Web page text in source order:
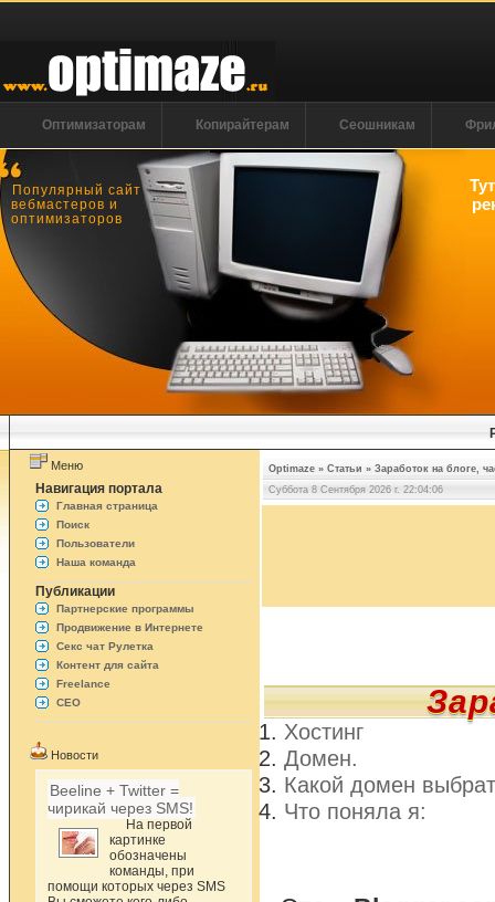
Оптимизаторам Копирайтерам Сеошникам
Популярный сайт
вебмастеров и
оптимизаторов
Меню
Навигация портала
Главная страница
Поиск
Пользователи
Наша команда
Публикации
Партнерские программы
Продвижение в Интернете
Секс чат Рулетка
Контент для сайта
Freelance
СЕО
Новости
Beeline + Twitter =
чирикай через SMS!
На первой
картинке
обозначены
команды, при
помощи которых через SMS
Optimaze » Статьи » Заработок на блоге,
Суббота 8 Сентября 2026 г. 22:04:06
Хостинг
Домен.
Какой домен
Что поняла я: